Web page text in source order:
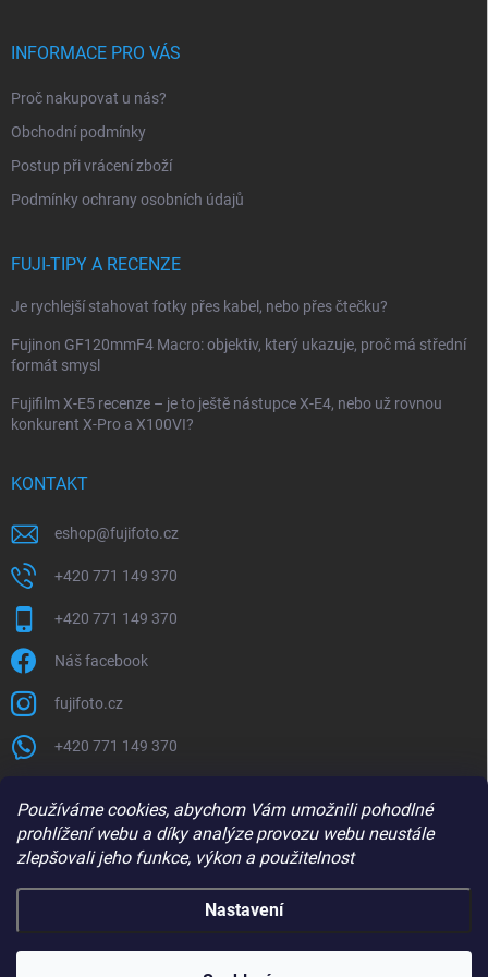
Používáme cookies, abychom Vám umožnili pohodlné
prohlížení webu a díky analýze provozu webu neustále
zlepšovali jeho funkce, výkon a použitelnost
Nastavení
INFORMACE PRO VÁS
Proč nakupovat u nás?
Obchodní podmínky
Postup při vrácení zboží
Podmínky ochrany osobních údajů
FUJI-TIPY A RECENZE
Je rychlejší stahovat fotky přes kabel, nebo přes čtečku?
Fujinon GF120mmF4 Macro: objektiv, který ukazuje, proč má střední
formát smysl
Fujifilm X-E5 recenze – je to ještě nástupce X-E4, nebo už rovnou
konkurent X-Pro a X100VI?
KONTAKT
eshop@fujifoto.cz
+420 771 149 370
+420 771 149 370
Náš facebook
fujifoto.cz
+420 771 149 370
PŘIJÍMÁME ONLINE PLATBY
FUJIFOTO.CZ . Všechna práva vyhrazena.